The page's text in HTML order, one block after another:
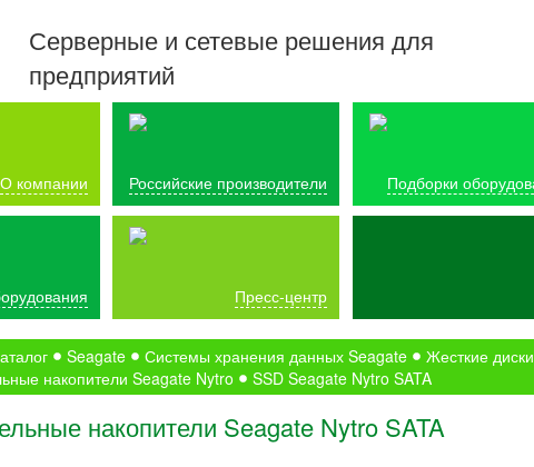
Серверные и сетевые решения для
предприятий
О компании Российские производители Подборки
Пресс-центр
Seagate Системы хранения данных Seagate
Жесткие
накопители Seagate Nytro
SSD Seagate Nytro SATA
накопители Seagate Nytro SATA